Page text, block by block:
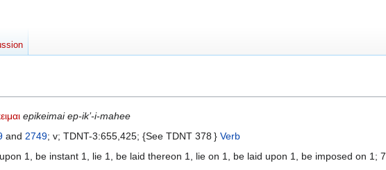
epikeimai ep-ik’-i-mahee
and 2749; v; TDNT-3:655,425; {See TDNT 378 } Verb
1, be instant 1, lie 1, be laid thereon 1, lie on 1, be laid upon 1, be imposed on 1; 7